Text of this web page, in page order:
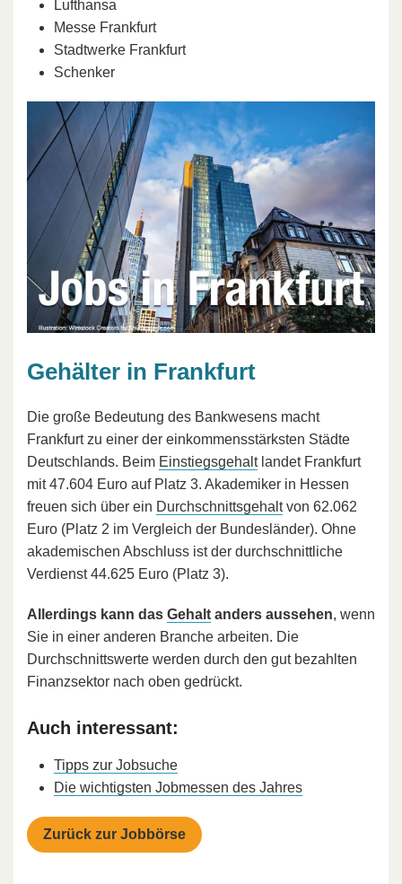
Lufthansa
Messe Frankfurt
Stadtwerke Frankfurt
Schenker
Gehälter in Frankfurt
Die große Bedeutung des Bankwesens macht
Frankfurt zu einer der einkommensstärksten Städte
Deutschlands. Beim Einstiegsgehaltlandet Frankfurt
mit 47.604 Euro auf Platz 3. Akademiker in Hessen
freuen sich über ein Durchschnittsgehaltvon 62.062
Euro (Platz 2 im Vergleich der Bundesländer). Ohne
akademischen Abschluss ist der durchschnittliche
Verdienst 44.625 Euro (Platz 3).
Allerdings kann das Gehalt anders aussehen, wenn
Sie in einer anderen Branche arbeiten. Die
Durchschnittswerte werden durch den gut bezahlten
Finanzsektor nach oben gedrückt.
Auch interessant:
Tipps zur Jobsuche
Die wichtigsten Jobmessen des Jahres
Zurück zur Jobbörse